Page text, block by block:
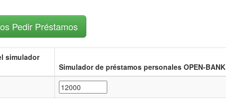
Pedir Préstamos
simulador
Simulador de préstamos personales OPEN-BANK